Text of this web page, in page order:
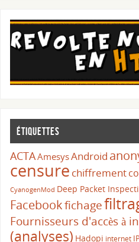
Étiquettes
ACTAAmesysAndroid
censure chiffrement
CyanogenMod Deep Packet
Facebookfichage
Fournisseurs d'accès à
(analyses) Hadopi internet IP